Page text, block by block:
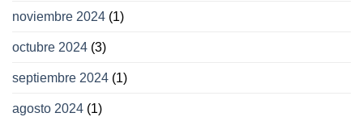
noviembre 2024 (1)
octubre 2024 (3)
septiembre 2024 (1)
agosto 2024 (1)